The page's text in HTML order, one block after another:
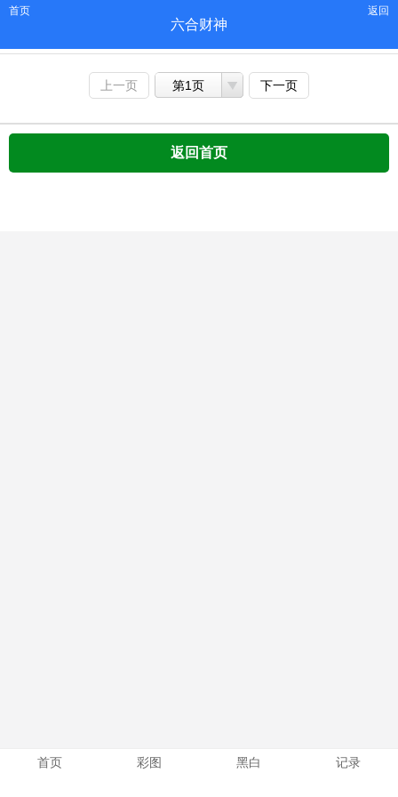
首页
六合财神
返回
上一页 第1页 下一页
返回首页
首页 彩图 黑白 记录